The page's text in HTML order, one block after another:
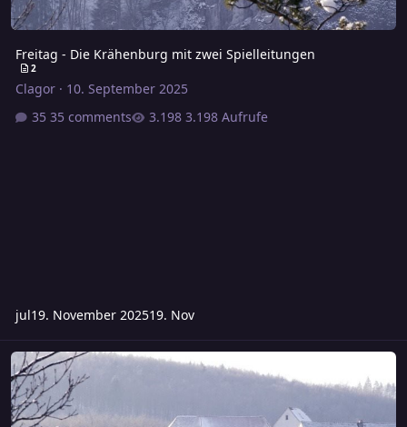
Freitag - Die Krähenburg mit zwei Spielleitungen
2
Clagor· 10. September 2025
35 comments
3.198 Aufrufe
jul19. November 202519. Nov
Samstag – Abenteuer 1880: Wette mit Todesfolge